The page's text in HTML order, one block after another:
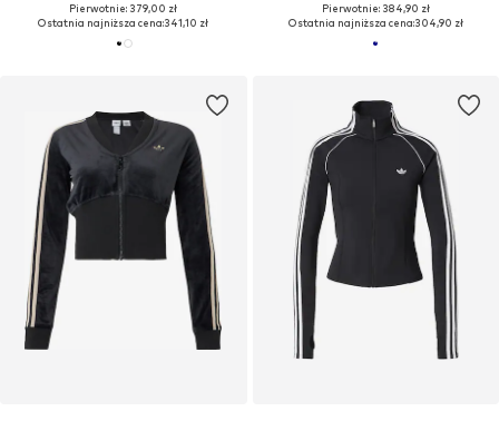
Pierwotnie: 379,00 zł
Ostatnia najniższa cena:341,10 zł
Pierwotnie: 384,90 zł
Ostatnia najniższa cena:304,90 zł